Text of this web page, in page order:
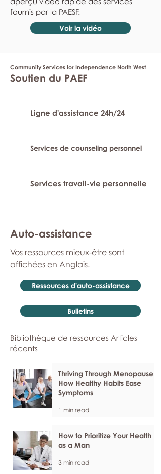
fournis par la PAESF.
Voir la vidéo
Community Services for Independence North West
Soutien du PAEF
Ligne d'assistance 24h/24
Services de counseling personnel
Services travail-vie personnelle
Auto-assistance
Vos ressources mieux-être sont
affichées en Anglais.
Ressources d'auto-assistance
Bulletins
Bibliothèque de ressources Articles
récents
Thriving Through Menopause:
How Healthy Habits Ease
Symptoms
1 min read
How to Prioritize Your Health
as a Man
3 min read